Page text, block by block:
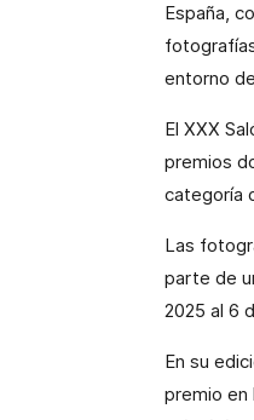
España,
entorno
El XXX
premios
categoría
Las
parte de
2025 al 6
En su
premio en